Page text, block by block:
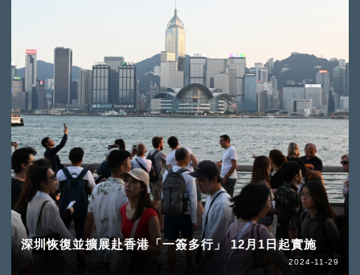
深圳恢復並擴展赴香港「一簽多行」 12月1日起實施
2024-11-29